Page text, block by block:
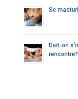
Se
Doit-on
rencontre?